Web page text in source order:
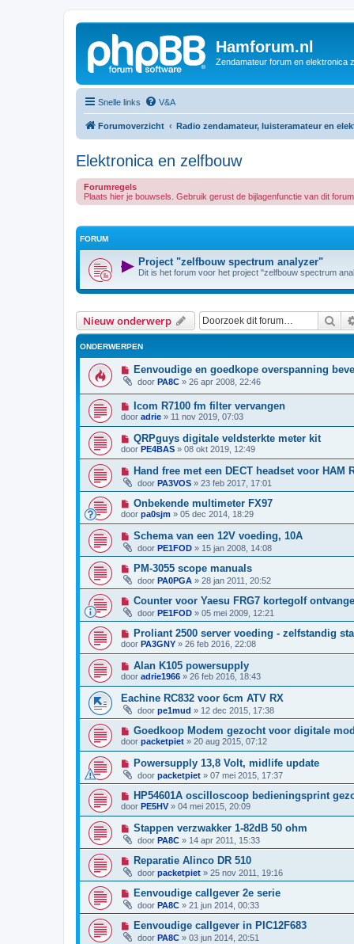
Hamforum.nl
Zendamateur forum en elektronica
Snelle links V&A
Forumoverzicht Radio zendamateur, luisteramateur en
Elektronica en zelfbouw
Forumregels
Plaats hier je bouwsels. Gebruik gerust de bijlagenfunctie van dit
FORUM
Project "zelfbouw spectrum analyzer"
Dit is het forum voor het project "zelfbouw spectrum
Nieuw onderwerp
ONDERWERPEN
Eenvoudige en goedkope overspanning
door PA8C » 26 apr 2008, 22:46
Icom R7100 fm filter vervangen
door adrie » 11 nov 2019, 07:03
QRPguys digitale veldsterkte meter kit
door PE4BAS » 08 okt 2019, 12:49
Hand free met een DECT headset voor HAM
door PA3VOS » 23 feb 2017, 17:01
Onbekende multimeter FX97
door pa0sjm » 05 dec 2014, 18:29
Schema van een 12V voeding, 10A
door PE1FOD » 15 jan 2008, 14:08
PM-3055 scope manuals
door PA0PGA » 28 jan 2011, 20:52
Counter voor Yaesu FRG7 kortegolf
door PE1FOD » 05 mei 2009, 12:21
Proliant 2500 server voeding - zelfstandig
door PA3GNY » 26 feb 2016, 22:08
Alan K105 powersupply
door adrie1966 » 26 feb 2016, 18:43
Eachine RC832 voor 6cm ATV RX
door pe1mud » 12 dec 2015, 17:38
Goedkoop Modem gezocht voor digitale
door packetpiet » 20 aug 2015, 07:12
Powersupply 13,8 Volt, midlife update
door packetpiet » 07 mei 2015, 17:37
HP54601A oscilloscoop bedieningsprint
door PE5HV » 04 mei 2015, 20:09
Stappen verzwakker 1-82dB 50 ohm
door PA8C » 14 apr 2011, 15:33
Reparatie Alinco DR 510
door packetpiet » 25 nov 2011, 19:16
Eenvoudige callgever 2e serie
door PA8C » 21 jun 2014, 00:33
Eenvoudige callgever in PIC12F683
door PA8C » 03 jun 2014, 20:51